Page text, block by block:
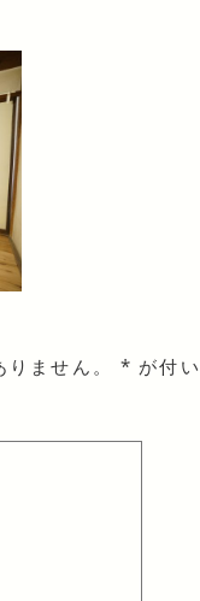
ません。 * が付い